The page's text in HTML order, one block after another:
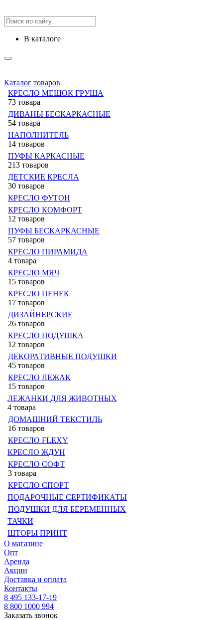
в каталоге
Каталог товаров
КРЕСЛО МЕШОК ГРУША
73 товара
ДИВАНЫ БЕСКАРКАСНЫЕ
54 товара
НАПОЛНИТЕЛЬ
14 товаров
ПУФЫ КАРКАСНЫЕ
213 товаров
ДЕТСКИЕ КРЕСЛА
30 товаров
КРЕСЛО ФУТОН
КРЕСЛО КОМФОРТ
12 товаров
ПУФЫ БЕСКАРКАСНЫЕ
57 товаров
КРЕСЛО ПИРАМИДА
4 товара
КРЕСЛО МЯЧ
15 товаров
КРЕСЛО ПЕНЕК
17 товаров
ДИЗАЙНЕРСКИЕ
26 товаров
КРЕСЛО ПОДУШКА
12 товаров
ДЕКОРАТИВНЫЕ ПОДУШКИ
45 товаров
КРЕСЛО ЛЕЖАК
15 товаров
ЛЕЖАНКИ ДЛЯ ЖИВОТНЫХ
4 товара
ДОМАШНИЙ ТЕКСТИЛЬ
16 товаров
КРЕСЛО FLEXY
КРЕСЛО ЖДУН
КРЕСЛО СОФТ
3 товара
КРЕСЛО СПОРТ
ПОДАРОЧНЫЕ СЕРТИФИКАТЫ
ПОДУШКИ ДЛЯ БЕРЕМЕННЫХ
ТАЧКИ
ШТОРЫ ПРИНТ
О магазине
Опт
Аренда
Акции
Доставка и оплата
Контакты
8 495 133-17-19
8 800 1000 994
Заказать звонок